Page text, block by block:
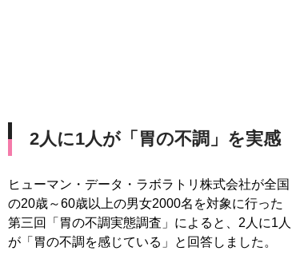
2人に1人が「胃の不調」を実感
ヒューマン・データ・ラボラトリ株式会社が全国
の20歳～60歳以上の男女2000名を対象に行った
第三回「胃の不調実態調査」によると、2人に1人
が「胃の不調を感じている」と回答しました。